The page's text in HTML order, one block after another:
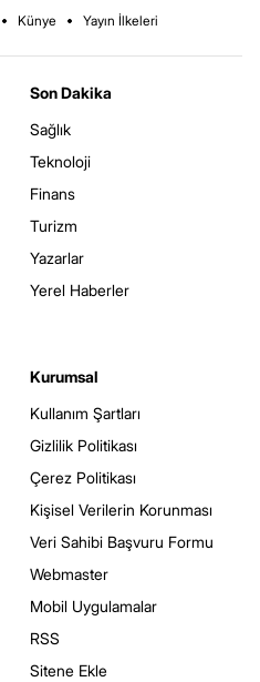
Künye Yayın İlkeleri
Son Dakika
Sağlık
Teknoloji
Finans
Turizm
Yazarlar
Yerel Haberler
Kurumsal
Kullanım Şartları
Gizlilik Politikası
Çerez Politikası
Kişisel Verilerin Korunması
Veri Sahibi Başvuru Formu
Webmaster
Mobil Uygulamalar
RSS
Sitene Ekle